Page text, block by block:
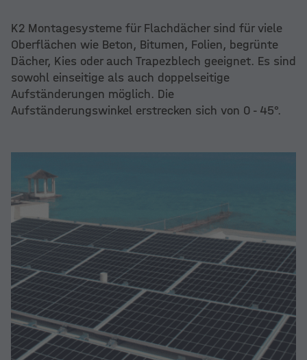
K2 Montagesysteme für Flachdächer sind für viele
Oberflächen wie Beton, Bitumen, Folien, begrünte
Dächer, Kies oder auch Trapezblech geeignet. Es sind
sowohl einseitige als auch doppelseitige
Aufständerungen möglich. Die
Aufständerungswinkel erstrecken sich von 0 - 45°.